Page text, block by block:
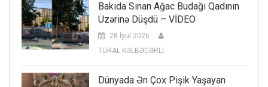
Bakıda Sınan Ağac Budağı Qadının
Üzərinə Düşdü – VİDEO
28 İyul 2026
TURAL KƏLBƏCƏRLİ
Dünyada Ən Çox Pişik Yaşayan